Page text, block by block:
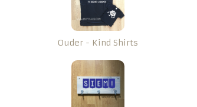
Ouder - Kind Shirts